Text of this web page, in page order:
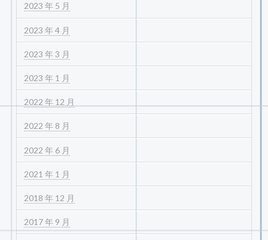
2023 年 5 月
2023 年 4 月
2023 年 3 月
2023 年 1 月
2022 年 12 月
2022 年 8 月
2022 年 6 月
2021 年 1 月
2018 年 12 月
2017 年 9 月